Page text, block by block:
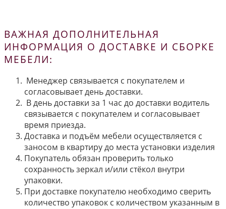
ВАЖНАЯ ДОПОЛНИТЕЛЬНАЯ
ИНФОРМАЦИЯ О ДОСТАВКЕ И СБОРКЕ
МЕБЕЛИ:
Менеджер связывается с покупателем и
согласовывает день доставки.
В день доставки за 1 час до доставки водитель
связывается с покупателем и согласовывает
время приезда.
Доставка и подъём мебели осуществляется с
заносом в квартиру до места установки изделия
Покупатель обязан проверить только
сохранность зеркал и/или стёкол внутри
упаковки.
При доставке покупателю необходимо сверить
количество упаковок с количеством указанным в